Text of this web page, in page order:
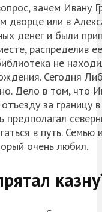
зачем
дворце или в
денег и были
не
Сегодня
Дело в том, что
за границу
предполагал
в путь.
очень любил.